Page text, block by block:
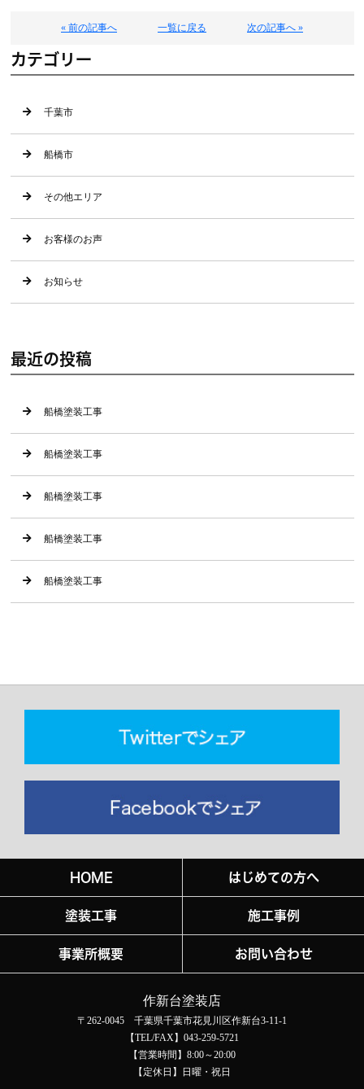
« 前の記事へ 一覧に戻る 次の記事へ »
カテゴリー
千葉市
船橋市
その他エリア
お客様のお声
お知らせ
最近の投稿
船橋塗装工事
船橋塗装工事
船橋塗装工事
船橋塗装工事
船橋塗装工事
HOME はじめての方へ
塗装工事 施工事例
事業所概要 お問い合わせ
作新台塗装店
〒262-0045 千葉県千葉市花見川区作新台3-11-1
【TEL/FAX】043-259-5721
【営業時間】8:00～20:00
【定休日】日曜・祝日